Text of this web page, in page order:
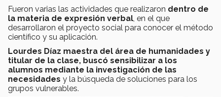
Fueron varias las actividades que realizaron dentro de
la materia de expresión verbal , en el que
desarrollaron el proyecto social para conocer el método
científico y su aplicación.
Lourdes Díaz maestra del área de humanidades y
titular de la clase, buscó sensibilizar a los
alumnos mediante la investigación de las
necesidades y la búsqueda de soluciones para los
grupos vulnerables.